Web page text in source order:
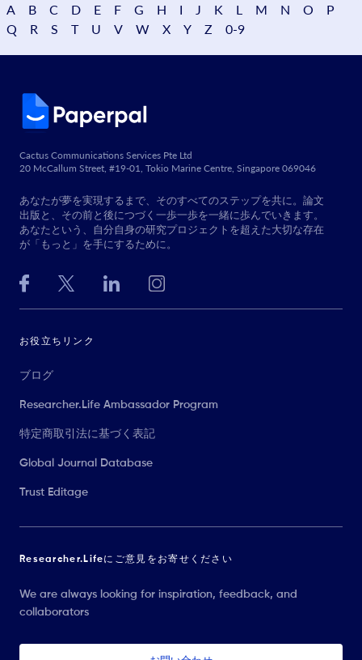
A B C D E F G H I J K L M N O
P
Q
R S T U V W X Y Z 0-9
Cactus Communications Services Pte Ltd
20 McCallum Street, #19-01, Tokio Marine Centre, Singapore 069046
あなたが夢を実現するまで、そのすべてのステップを共に。論文
出版と、その前と後につづく一歩一歩を一緒に歩んでいきます。
あなたという、自分自身の研究プロジェクトを超えた大切な存在
が「もっと」を手にするために。
お役立ちリンク
ブログ
Researcher.Life Ambassador Program
特定商取引法に基づく表記
Global Journal Database
Trust Editage
Researcher.Lifeにご意見をお寄せください
We are always looking for inspiration, feedback, and
collaborators